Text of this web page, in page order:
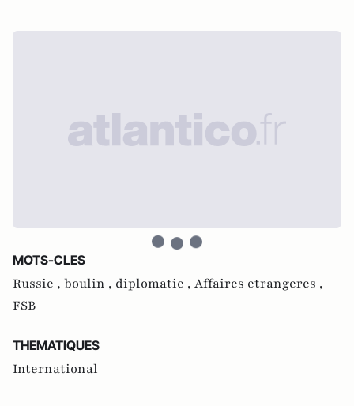
MOTS-CLES
Russie , boulin , diplomatie , Affaires etrangeres ,
FSB
THEMATIQUES
International